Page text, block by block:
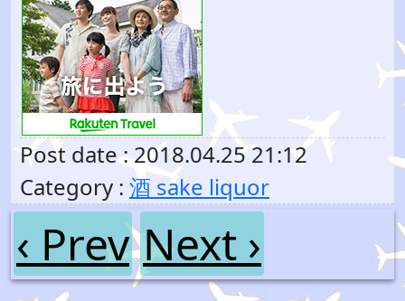
Post date : 2018.04.25 21:12
Category : 酒 sake liquor
‹ Prev Next ›